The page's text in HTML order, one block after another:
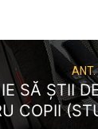
ANT.
SĂ ȘTII
COPII